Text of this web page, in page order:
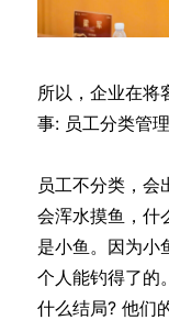
所以，企业在将
事: 员工分类管理
员工不分类，会
会浑水摸鱼，什
是小鱼。因为小
个人能钓得了的
什么结局? 他们